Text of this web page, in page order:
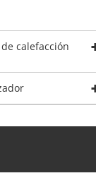
calefacción